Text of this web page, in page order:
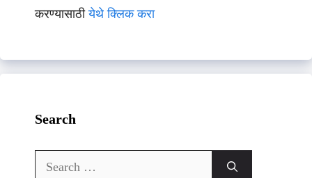
करण्यासाठीयेथे क्लिक करा
Search
Search